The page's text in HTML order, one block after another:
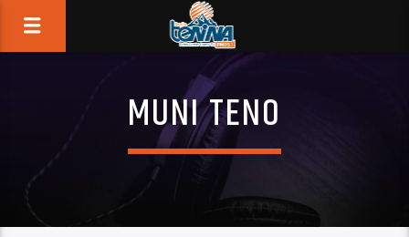
MUNI TENO